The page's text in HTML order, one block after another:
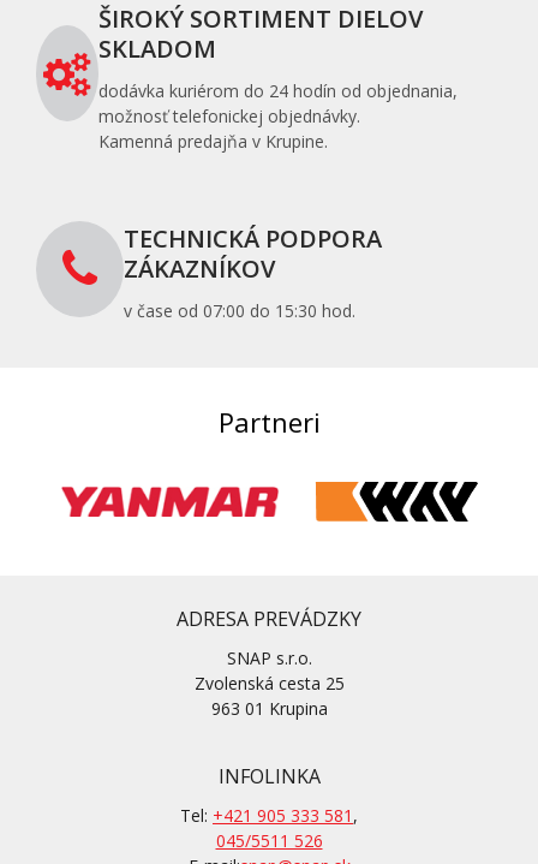
ŠIROKÝ SORTIMENT DIELOV
SKLADOM
dodávka kuriérom do 24 hodín od objednania,
možnosť telefonickej objednávky.
Kamenná predajňa v Krupine.
TECHNICKÁ PODPORA
ZÁKAZNÍKOV
v čase od 07:00 do 15:30 hod.
Partneri
ADRESA PREVÁDZKY
SNAP s.r.o.
Zvolenská cesta 25
963 01 Krupina
INFOLINKA
Tel: +421 905 333 581 ,
045/5511 526